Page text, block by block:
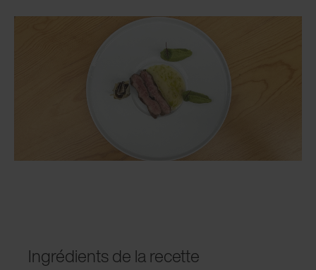
Ingrédients de la recette